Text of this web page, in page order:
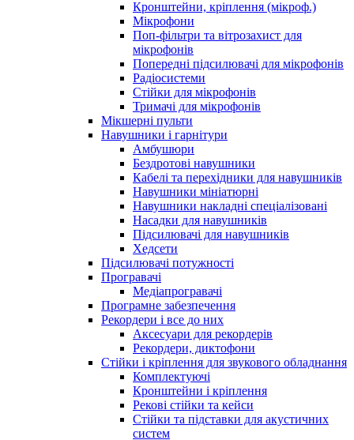
Кронштейни, кріплення (мікроф.)
Мікрофони
Поп-фільтри та вітрозахист для
мікрофонів
Попередні підсилювачі для мікрофонів
Радіосистеми
Стійки для мікрофонів
Тримачі для мікрофонів
Мікшерні пульти
Навушники і гарнітури
Амбушюри
Бездротові навушники
Кабелі та перехідники для навушників
Навушники мініатюрні
Навушники накладні спеціалізовані
Насадки для навушників
Підсилювачі для навушників
Хедсети
Підсилювачі потужності
Програвачі
Медіапрогравачі
Програмне забезпечення
Рекордери і все до них
Аксесуари для рекордерів
Рекордери, диктофони
Стійки і кріплення для звукового обладнання
Комплектуючі
Кронштейни і кріплення
Рекові стійки та кейси
Стійки та підставки для акустичних
систем